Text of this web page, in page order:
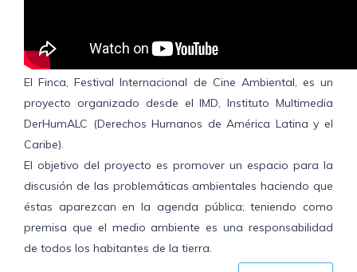
El Finca, Festival Internacional de Cine Ambiental, es un
proyecto organizado desde el IMD, Instituto Multimedia
DerHumALC (Derechos Humanos de América Latina y el
Caribe).
El objetivo del proyecto es promover un espacio para la
discusión de las problemáticas ambientales haciendo que
éstas aparezcan en la agenda pública; teniendo como
premisa que el medio ambiente es una responsabilidad
de todos los habitantes de la tierra.